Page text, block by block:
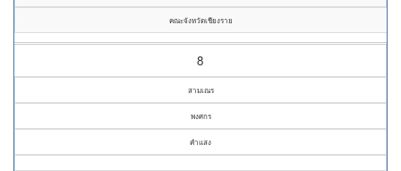
คณะจังหวัดเชียงราย
8
สามเณร
พงศกร
คำแสง